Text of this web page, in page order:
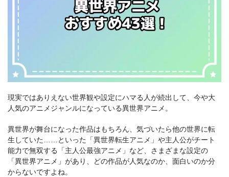
現実ではありえない世界観や設定にハマる人が続出して、今や大
人気のアニメジャンルになっている異世界アニメ。
異世界が舞台になった作品はもちろん、気づいたら他の世界に転
生していた……といった「異世界転生アニメ」や主人公がチート
能力で無双する「主人公最強アニメ」など、さまざまな設定の
「異世界アニメ」があり、どの作品が人気なのか、面白いのか分
からないですよね。